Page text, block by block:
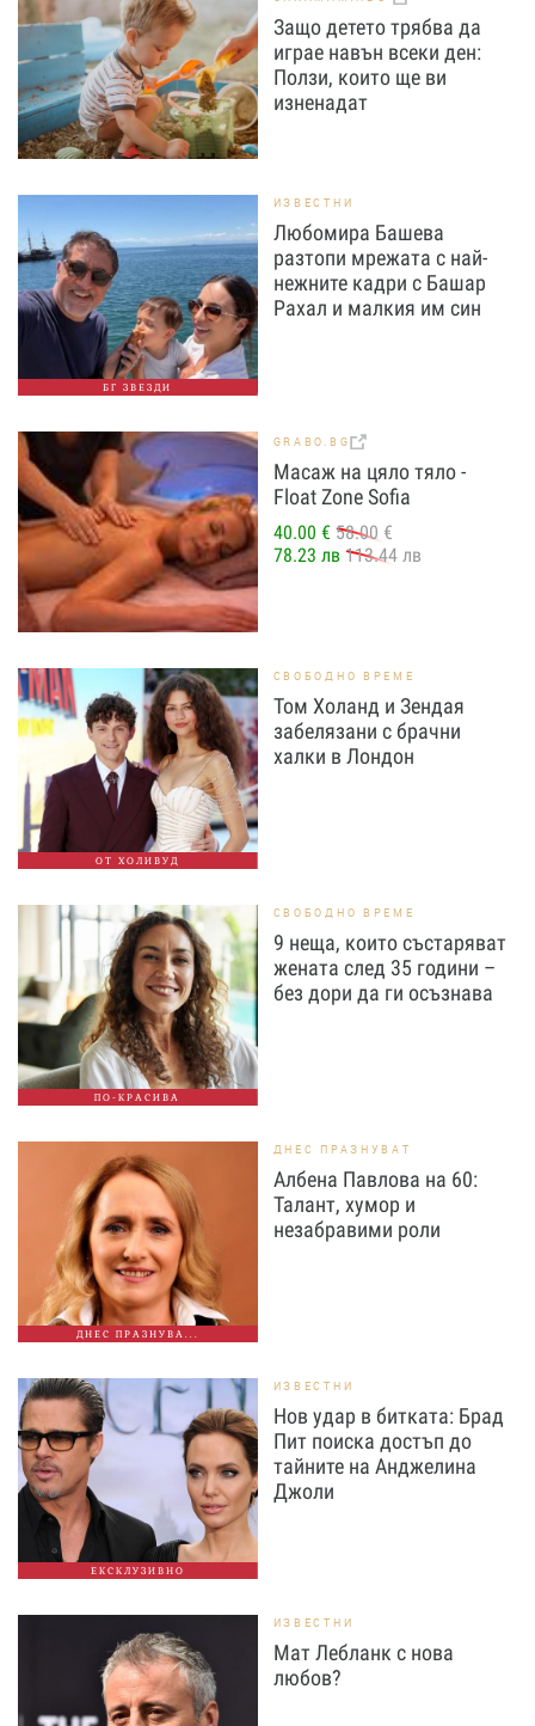
Защо детето трябва да
играе навън всеки ден:
Ползи, които ще ви
изненадат
БГ ЗВЕЗДИ
ИЗВЕСТНИ
Любомира Башева
разтопи мрежата с най-
нежните кадри с Башар
Рахал и малкия им син
GRABO.BG
Масаж на цяло тяло -
Float Zone Sofia
40.00 € 58.00 €
78.23 лв 113.44 лв
ОТ ХОЛИВУД
СВОБОДНО ВРЕМЕ
Том Холанд и Зендая
забелязани с брачни
халки в Лондон
ПО-КРАСИВА
СВОБОДНО ВРЕМЕ
9 неща, които състаряват
жената след 35 години –
без дори да ги осъзнава
ДНЕС ПРАЗНУВА...
ДНЕС ПРАЗНУВАТ
Албена Павлова на 60:
Талант, хумор и
незабравими роли
ЕКСКЛУЗИВНО
ИЗВЕСТНИ
Нов удар в битката: Брад
Пит поиска достъп до
тайните на Анджелина
Джоли
ИЗВЕСТНИ
Мат Лебланк с нова
любов?